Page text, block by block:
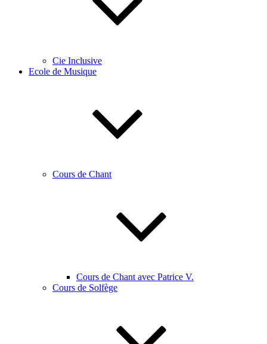
Cie Inclusive
Ecole de Musique
Cours de Chant
Cours de Chant avec Patrice V.
Cours de Solfège